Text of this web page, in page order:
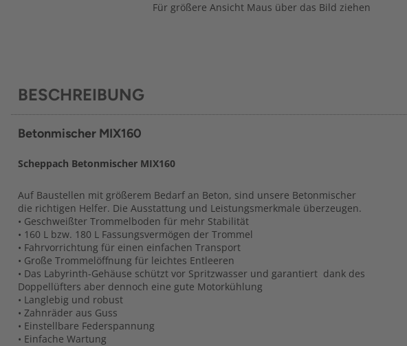
Für größere Ansicht Maus über das Bild ziehen
BESCHREIBUNG
Betonmischer MIX160
Scheppach Betonmischer MIX160
Auf Baustellen mit größerem Bedarf an Beton, sind unsere Betonmischer
die richtigen Helfer. Die Ausstattung und Leistungsmerkmale überzeugen.
• Geschweißter Trommelboden für mehr Stabilität
• 160 L bzw. 180 L Fassungsvermögen der Trommel
• Fahrvorrichtung für einen einfachen Transport
• Große Trommelöffnung für leichtes Entleeren
• Das Labyrinth-Gehäuse schützt vor Spritzwasser und garantiert dank des
Doppellüfters aber dennoch eine gute Motorkühlung
• Langlebig und robust
• Zahnräder aus Guss
• Einstellbare Federspannung
• Einfache Wartung